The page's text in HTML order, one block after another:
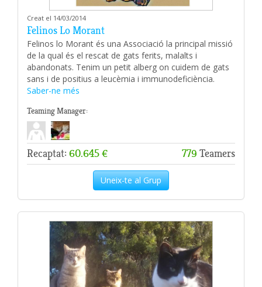
Creat el 14/03/2014
Felinos Lo Morant
Felinos lo Morant és una Associació la principal missió
de la qual és el rescat de gats ferits, malalts i
abandonats. Tenim un petit alberg on cuidem de gats
sans i de positius a leucèmia i immunodeficiència.
Saber-ne més
Teaming Manager:
Recaptat: 60.645 € 779 Teamers
Uneix-te al Grup